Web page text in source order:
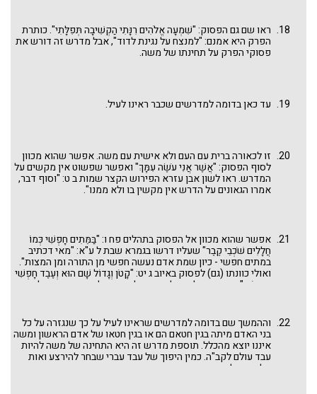
דברים מפרשתנו? (אלא אם נאמר ששם מדובר במתן תורה ... וצ"ע).
אולי מדרש אחד מתרץ את השני. לפי המדרש הקודם, כבר במצרים
נגזר על משה שלא ייכנס לארץ ישראל ולכן כשהוא אומר ליתרו
"נוסעים אנחנו" - יש בזה גדלות ואצילות רוח של מי שיודע שהוא לא
תעבור את הירדן הזה" - נגזרה הגזירה כבר בתחילת הדרך. מאידך
ראו שם גם הפסוק: "שִׁמְעָה אֱלֹהִים רִנָּתִי הַקְשִׁיבָה תְּפִלָּתִי". כותרת
הפרק היא אמנם: "למנצח על נגינת לדוד", אבל מדרש זה דורש את
פסוקי הפרק על תחינתו של משה.
עד כאן בדומה למדרשים שכבר ראינו לעיל.
זו לכאורה ברית עם העם ולא אישית עם משה. אפשר שהוא מכוון
לסוף הפסוק: "אֲשֶׁר אֲנִי עֹשֶׂה עִמָּךְ" ואפשר שפשוט אין מקשים על
המדרש. ראו לשון אבן עזרא הפירוש הקצר שמות ב ט: "וסוף דבר,
אמרו הגאונים על הדרש אין מקשין בו ולא ממנו".
אפשר שהוא מכוון אל הפסוק בתהלים פח ו: "בַּמֵּתִים חָפְשִׁי כְּמוֹ
חֲלָלִים שֹׁכְבֵי קֶבֶר" שעליו דרשו בגמרא שבת ל ע"א: "מאי דכתיב
במתים חפשי - כיון שמת אדם נעשה חפשי מן התורה ומן המצות".
ואולי כוונתו (גם) לפסוק באיוב ג יט: "קָטֹן וְגָדוֹל שָׁם הוּא וְעֶבֶד חָפְשִׁי
מֵאֲדֹנָיו". כאן אנו גולשים למוטיב מלחמתו של משה במוות עליו
וההמשך שם בדומה למדרשים שראינו לעיל על כך שנגזרה על כל
בני האדם מיתה בגין חטאם הם או בגין חטאו של אדם הראשון ומשה
איננו יוצא מהכלל. תוספת מדרש זה היא התחינה של משה להיות
עבד עולם לקב"ה. כמין היפוך של עבד עברי שבחר להירצע ואות
קלון היא לו – ראו דברינו